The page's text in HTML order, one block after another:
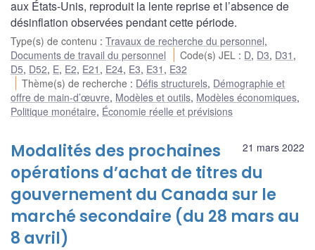
aux États-Unis, reproduit la lente reprise et l’absence de
désinflation observées pendant cette période.
Type(s) de contenu : Travaux de recherche du personnel,
Documents de travail du personnel
Code(s) JEL : D, D3, D31 ,
D5, D52, E, E2, E21 , E24, E3, E31 , E32
Thème(s) de recherche : Défis structurels, Démographie et
offre de main-d’œuvre, Modèles et outils, Modèles économiques,
Politique monétaire, Économie réelle et prévisions
21 mars 2022
Modalités des prochaines
opérations d’achat de titres du
gouvernement du Canada sur le
marché secondaire (du 28 mars au
8 avril)